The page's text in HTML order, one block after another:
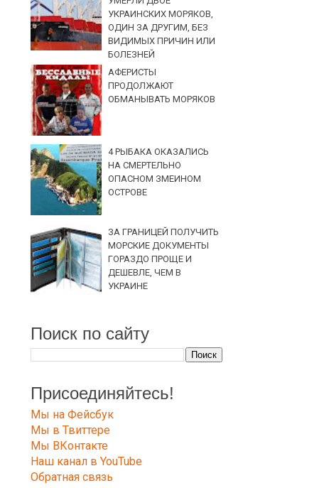
УКРАИНСКИХ МОРЯКОВ,
ОДИН ЗА ДРУГИМ, БЕЗ
ВИДИМЫХ ПРИЧИН ИЛИ
БОЛЕЗНЕЙ
АФЕРИСТЫ
ПРОДОЛЖАЮТ
ОБМАНЫВАТЬ МОРЯКОВ
4 РЫБАКА ОКАЗАЛИСЬ
НА СМЕРТЕЛЬНО
ОПАСНОМ ЗМЕИНОМ
ОСТРОВЕ
ЗА ГРАНИЦЕЙ ПОЛУЧИТЬ
МОРСКИЕ ДОКУМЕНТЫ
ГОРАЗДО ПРОЩЕ И
ДЕШЕВЛЕ, ЧЕМ В
УКРАИНЕ
Поиск по сайту
Присоединяйтесь!
Мы на Фейсбук
Мы в Твиттере
Мы ВКонтакте
Наш канал в YouTube
Обратная связь